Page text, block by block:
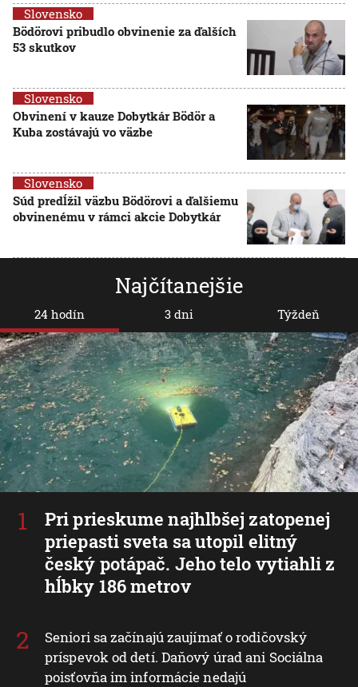
Slovensko
Bödörovi pribudlo obvinenie za ďalších
53 skutkov
Slovensko
Obvinení v kauze Dobytkár Bödör a
Kuba zostávajú vo väzbe
Slovensko
Súd predĺžil väzbu Bödörovi a ďalšiemu
obvinenému v rámci akcie Dobytkár
Najčítanejšie
24 hodín
Pri prieskume najhlbšej zatopenej
priepasti sveta sa utopil elitný
český potápač. Jeho telo vytiahli z
hĺbky 186 metrov
Seniori sa začínajú zaujímať o rodičovský
príspevok od detí. Daňový úrad ani Sociálna
poisťovňa im informácie nedajú
3 dni Týždeň